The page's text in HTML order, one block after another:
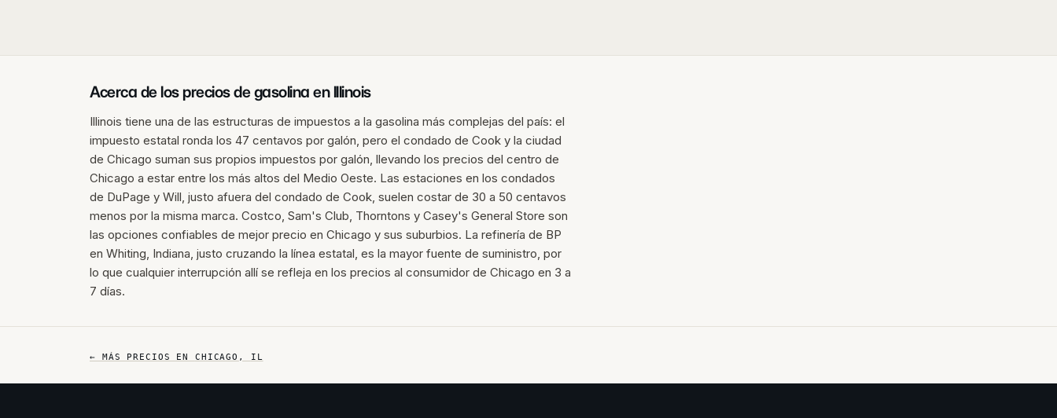
Acerca de los precios de gasolina en Illinois
Illinois tiene una de las estructuras de impuestos a la gasolina más complejas del país: el
impuesto estatal ronda los 47 centavos por galón, pero el condado de Cook y la ciudad
de Chicago suman sus propios impuestos por galón, llevando los precios del centro de
Chicago a estar entre los más altos del Medio Oeste. Las estaciones en los condados
de DuPage y Will, justo afuera del condado de Cook, suelen costar de 30 a 50 centavos
menos por la misma marca. Costco, Sam's Club, Thorntons y Casey's General Store son
las opciones confiables de mejor precio en Chicago y sus suburbios. La refinería de BP
en Whiting, Indiana, justo cruzando la línea estatal, es la mayor fuente de suministro, por
lo que cualquier interrupción allí se refleja en los precios al consumidor de Chicago en 3 a
7 días.
← MÁS PRECIOS EN CHICAGO , IL